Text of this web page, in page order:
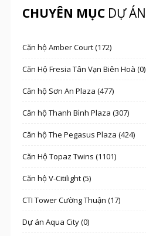
CHUYÊN MỤCDỰ ÁN
Căn hộ Amber Court (172)
Căn Hộ Fresia Tân Vạn Biên Hoà (0)
Căn hộ Sơn An Plaza (477)
Căn hộ Thanh Bình Plaza (307)
Căn hộ The Pegasus Plaza (424)
Căn Hộ Topaz Twins (1101)
Căn hộ V-Citilight (5)
CTI Tower Cường Thuận (17)
Dự án Aqua City (0)